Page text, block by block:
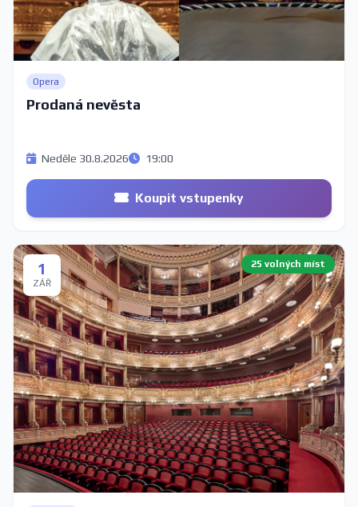
Opera
Prodaná nevěsta
Neděle 30.8.2026 19:00
Koupit vstupenky
1
ZÁŘ
25 volných míst